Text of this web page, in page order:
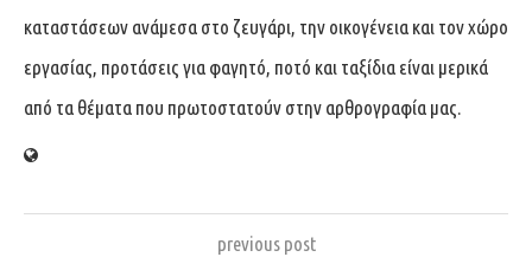
καταστάσεων ανάμεσα στο ζευγάρι, την οικογένεια και τον χώρο
εργασίας, προτάσεις για φαγητό, ποτό και ταξίδια είναι μερικά
από τα θέματα που πρωτοστατούν στην αρθρογραφία μας.
previous post